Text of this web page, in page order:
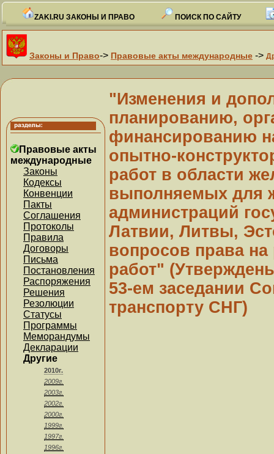
ZAKI.RU ЗАКОНЫ И ПРАВО ПОИСК ПО САЙТУ
Законы и Право-> Правовые акты международные ->
Правовые акты
международные
Законы
Кодексы
Конвенции
Пакты
Соглашения
Протоколы
Правила
Договоры
Письма
Постановления
Распоряжения
Решения
Резолюции
Статусы
Программы
Меморандумы
Декларации
Другие
2010г.
2009г.
2003г.
2002г.
2000г.
1999г.
1997г.
1996г.
"Изменения и
планированию,
финансированию
опытно-
работ в области
выполняемых для
администраций
Латвии, Литвы,
вопросов права
работ"
53-ем заседании
транспорту СНГ)